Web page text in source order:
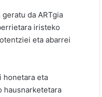
da ARTgia
iristeko
eta abarrei
honetara eta
hausnarketetara